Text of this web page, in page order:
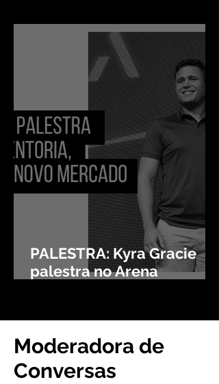
PALESTRA: Kyra Gracie
palestra no Arena
Moderadora de
Conversas